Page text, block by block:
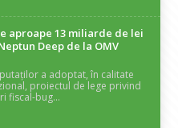
aproape 13 miliarde de lei
Deep de la OMV
a adoptat, în calitate
proiectul de lege privind
fiscal-bug...